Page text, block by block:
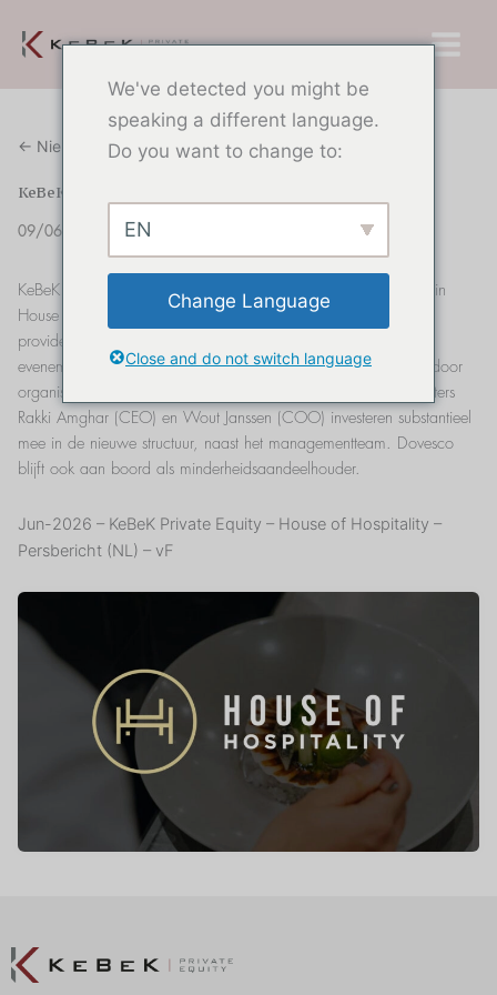
naar
← Nieuws
KeBeK investeert in House of Hospitality
09/06/2026
KeBeK Private Equity heeft een meerderheidsbelang verworven in
House of Hospitality, de toonaangevende Belgische full-service
provider van crew- en logistieke diensten voor de catering- en
evenementensector, om zijn groeiambities te versnellen, zowel door
organische groei als door strategische overnames. Medeoprichters
Rakki Amghar (CEO) en Wout Janssen (COO) investeren substantieel
mee in de nieuwe structuur, naast het managementteam. Dovesco
blijft ook aan boord als minderheidsaandeelhouder.
Jun-2026 – KeBeK Private Equity – House of Hospitality –
Persbericht (NL) – vF
We've detected you might be
speaking a different language.
Do you want to change to:
EN
Change Language
Close and do not switch language